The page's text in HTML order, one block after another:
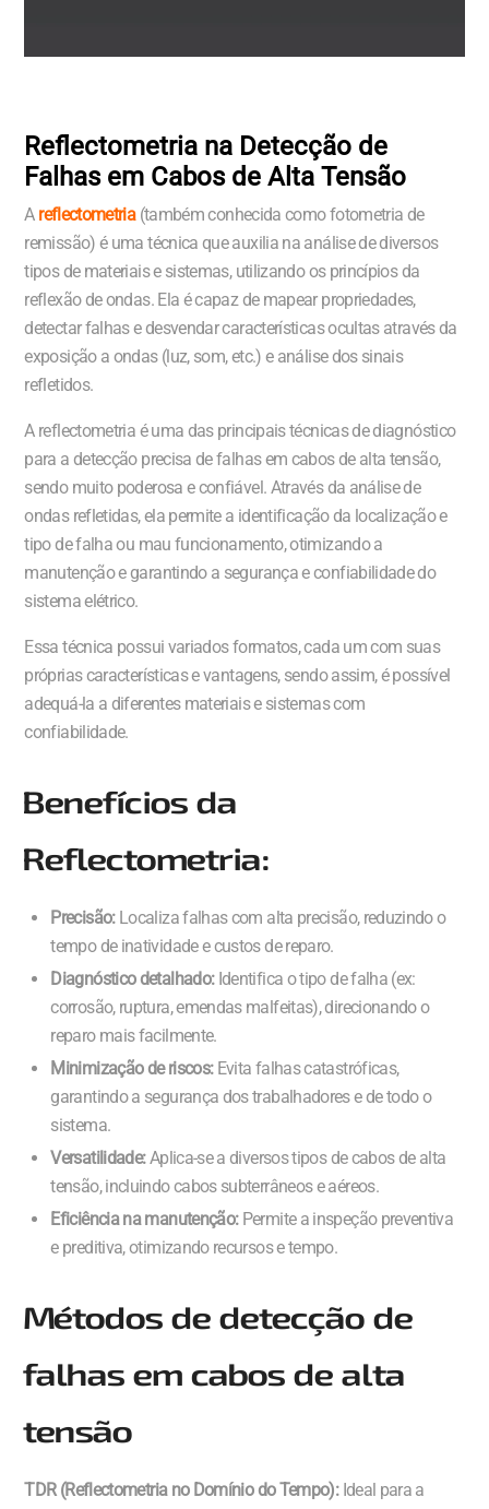
Reflectometria na Detecção de
Falhas em Cabos de Alta Tensão
A reflectometria(também conhecida como fotometria de
remissão) é uma técnica que auxilia na análise de diversos
tipos de materiais e sistemas, utilizando os princípios da
reflexão de ondas. Ela é capaz de mapear propriedades,
detectar falhas e desvendar características ocultas através da
exposição a ondas (luz, som, etc.) e análise dos sinais
refletidos.
A reflectometria é uma das principais técnicas de diagnóstico
para a detecção precisa de falhas em cabos de alta tensão,
sendo muito poderosa e confiável. Através da análise de
ondas refletidas, ela permite a identificação da localização e
tipo de falha ou mau funcionamento, otimizando a
manutenção e garantindo a segurança e confiabilidade do
sistema elétrico.
Essa técnica possui variados formatos, cada um com suas
próprias características e vantagens, sendo assim, é possível
adequá-la a diferentes materiais e sistemas com
confiabilidade.
Benefícios da
Reflectometria:
Precisão:Localiza falhas com alta precisão, reduzindo o
tempo de inatividade e custos de reparo.
Diagnóstico detalhado:Identifica o tipo de falha (ex:
corrosão, ruptura, emendas malfeitas), direcionando o
reparo mais facilmente.
Minimização de riscos:Evita falhas catastróficas,
garantindo a segurança dos trabalhadores e de todo o
sistema.
Versatilidade:Aplica-se a diversos tipos de cabos de alta
tensão, incluindo cabos subterrâneos e aéreos.
Eficiência na manutenção:Permite a inspeção preventiva
e preditiva, otimizando recursos e tempo.
Métodos de detecção de
falhas em cabos de alta
tensão
TDR (Reflectometria no Domínio do Tempo):Ideal para a